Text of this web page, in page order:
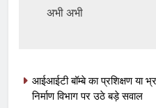
अभी अभी
आईआईटी बॉम्बे का प्रशिक्षण या
निर्माण विभाग पर उठे बड़े सवाल